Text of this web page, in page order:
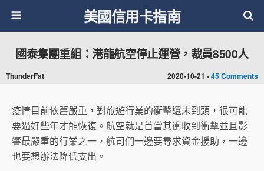
美國信用卡指南
2020-10-21 •45 Comments
國泰集團重組：港龍航空停止運營，裁員8500人
ThunderFat
疫情目前依舊嚴重，對旅遊行業的衝擊還未到頭，很可能
要過好些年才能恢復。航空就是首當其衝收到衝擊並且影
響最嚴重的行業之一，航司們一邊要尋求資金援助，一邊
也要想辦法降低支出。